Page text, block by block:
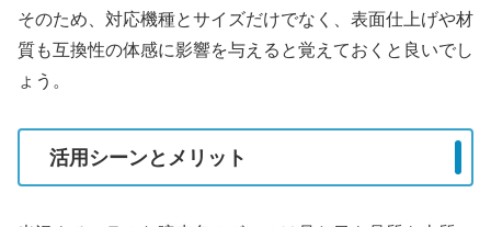
そのため、対応機種とサイズだけでなく、表面仕上げや材
質も互換性の体感に影響を与えると覚えておくと良いでし
ょう。
活用シーンとメリット